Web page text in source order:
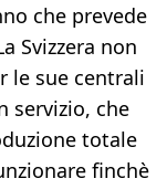
che prevede
Svizzera non
le sue centrali
servizio, che
totale
finchè